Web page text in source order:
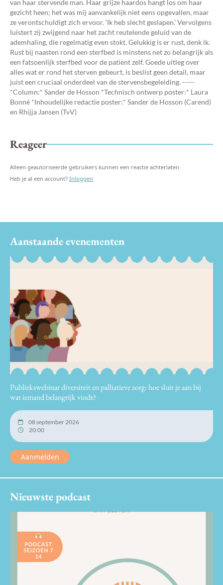
van haar stervende man. Haar grijze haardos hangt los om haar
gezicht heen; het was mij aanvankelijk niet eens opgevallen, maar
ze verontschuldigt zich ervoor. ‘Ik heb slecht geslapen.’ Vervolgens
luistert zij zwijgend naar het zacht reutelende geluid van de
ademhaling, die regelmatig even stokt. Gelukkig is er rust, denk ik.
Rust bij naasten rond een sterfbed is minstens net zo belangrijk als
een fatsoenlijk sterfbed voor de patiënt zelf. Goede uitleg over
alles wat er rond het sterven gebeurt, is beslist geen detail, maar
juist een cruciaal onderdeel van de stervensbegeleiding. -----
*Column:* Sander de Hosson *Technisch ontwerp poster:* Laura
Bonné *Inhoudelijke redactie poster:* Sander de Hosson (Carend)
en Rhijja Jansen (TvV)
Reageer
Alleen geautoriseerde gebruikers kunnen een reactie achterlaten
Heb je al een account? Inloggen
Aanstaande evenementen
Publiekswebinar diversiteit en palliatieve zorg: hoe sluit je aan bij
wat iemand belangrijk vindt?
08 september 2026
20:00
Aanmelden
Nieuwste podcast